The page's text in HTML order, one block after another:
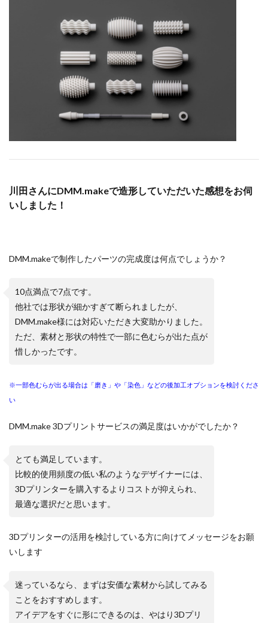
川田さんにDMM.makeで造形していただいた感想をお伺
いしました！
DMM.makeで制作したパーツの完成度は何点でしょうか？
10点満点で7点です。
他社では形状が細かすぎて断られましたが、
DMM.make様には対応いただき大変助かりました。
ただ、素材と形状の特性で一部に色むらが出た点が
惜しかったです。
※一部色むらが出る場合は「磨き」や「染色」などの後加工オプションを検討くださ
い
DMM.make 3Dプリントサービスの満足度はいかがでしたか？
とても満足しています。
比較的使用頻度の低い私のようなデザイナーには、
3Dプリンターを購入するよりコストが抑えられ、
最適な選択だと思います。
3Dプリンターの活用を検討している方に向けてメッセージをお願
いします
迷っているなら、まずは安価な素材から試してみる
ことをおすすめします。
アイデアをすぐに形にできるのは、やはり3Dプリ